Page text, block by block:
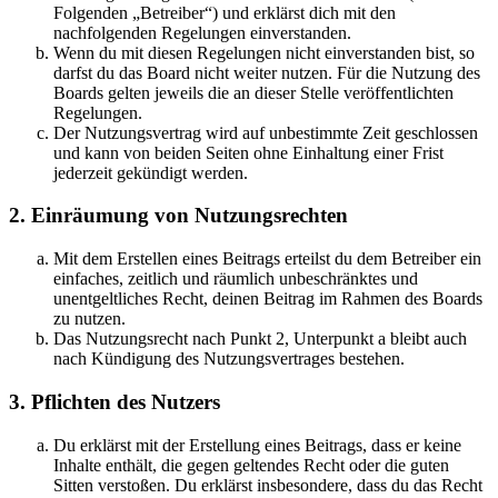
Folgenden „Betreiber“) und erklärst dich mit den
nachfolgenden Regelungen einverstanden.
Wenn du mit diesen Regelungen nicht einverstanden bist, so
darfst du das Board nicht weiter nutzen. Für die Nutzung des
Boards gelten jeweils die an dieser Stelle veröffentlichten
Regelungen.
Der Nutzungsvertrag wird auf unbestimmte Zeit geschlossen
und kann von beiden Seiten ohne Einhaltung einer Frist
jederzeit gekündigt werden.
2. Einräumung von Nutzungsrechten
Mit dem Erstellen eines Beitrags erteilst du dem Betreiber ein
einfaches, zeitlich und räumlich unbeschränktes und
unentgeltliches Recht, deinen Beitrag im Rahmen des Boards
zu nutzen.
Das Nutzungsrecht nach Punkt 2, Unterpunkt a bleibt auch
nach Kündigung des Nutzungsvertrages bestehen.
3. Pflichten des Nutzers
Du erklärst mit der Erstellung eines Beitrags, dass er keine
Inhalte enthält, die gegen geltendes Recht oder die guten
Sitten verstoßen. Du erklärst insbesondere, dass du das Recht